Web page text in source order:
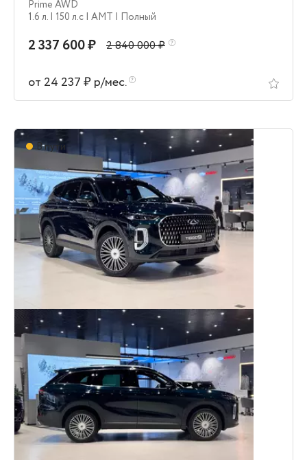
Prime AWD
1.6 л. | 150 л.c | AMT | Полный
2 337 600 ₽ 2 840 000 ₽
от 24 237 ₽ р/мес.
В пути